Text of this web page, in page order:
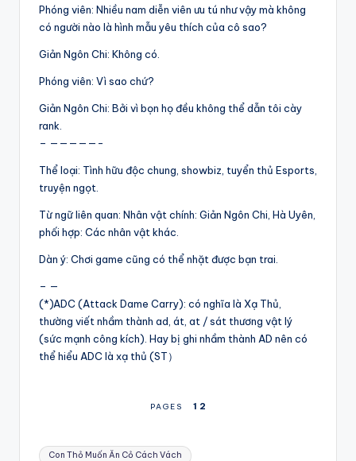
Phóng viên: Nhiều nam diễn viên ưu tú như vậy mà không
có người nào là hình mẫu yêu thích của cô sao?
Giản Ngôn Chi: Không có.
Phóng viên: Vì sao chứ?
Giản Ngôn Chi: Bởi vì bọn họ đều không thể dẫn tôi cày
rank.
– —————-
Thể loại: Tình hữu độc chung, showbiz, tuyển thủ Esports,
truyện ngọt.
Từ ngữ liên quan: Nhân vật chính: Giản Ngôn Chi, Hà Uyên,
phối hợp: Các nhân vật khác.
Dàn ý: Chơi game cũng có thể nhặt được bạn trai.
– —
(*)ADC (Attack Dame Carry): có nghĩa là Xạ Thủ,
thường viết nhầm thành ad, át, at / sát thương vật lý
(sức mạnh công kích). Hay bị ghi nhầm thành AD nên có
thể hiểu ADC là xạ thủ (ST）
PAGES 1 2
Tags:
Con Thỏ Muốn Ăn Cỏ Cách Vách